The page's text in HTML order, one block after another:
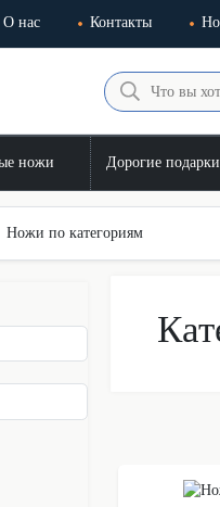
О нас Контакты
ножи Дорогие подарки
Ножи по категориям